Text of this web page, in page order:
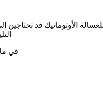
الأوتوماتيك قد تحتاجين
في ما